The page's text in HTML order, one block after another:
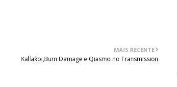
MAIS RECENTE
Kallakoi,Burn Damage e Qiasmo no Transmission